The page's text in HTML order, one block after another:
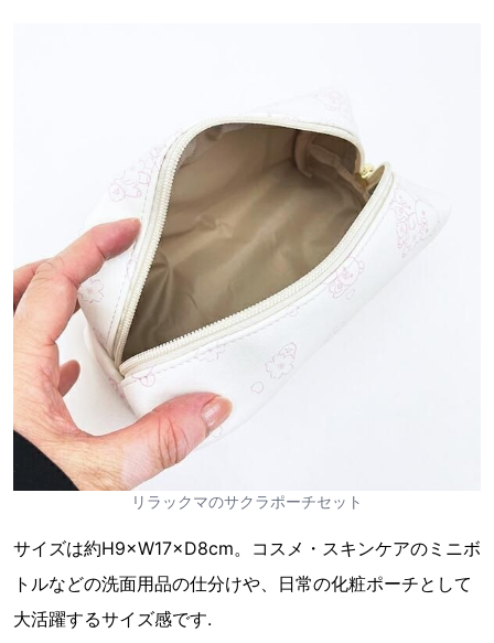
リラックマのサクラポーチセット
サイズは約H9×W17×D8cm。コスメ・スキンケアのミニボ
トルなどの洗面用品の仕分けや、日常の化粧ポーチとして
大活躍するサイズ感です.